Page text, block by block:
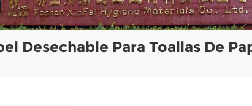
Desechable Para Toallas De